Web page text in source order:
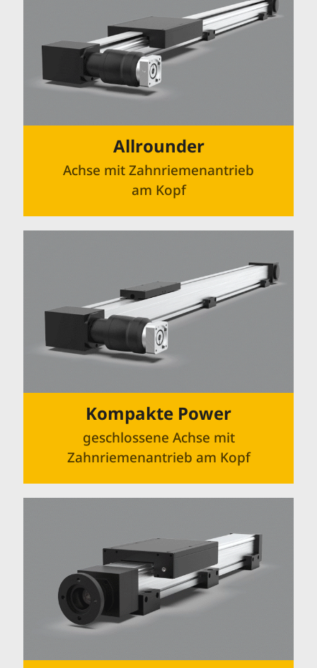
Allrounder
Achse mit Zahnriemenantrieb
am Kopf
Kompakte Power
geschlossene Achse mit
Zahnriemenantrieb am Kopf